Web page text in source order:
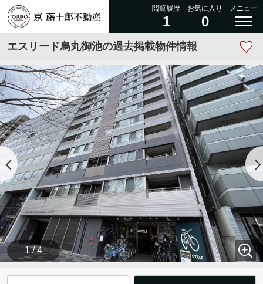
閲覧履歴
1
お気に入り
0
メニュー
エスリード烏丸御池の過去掲載物件情報
1 / 4